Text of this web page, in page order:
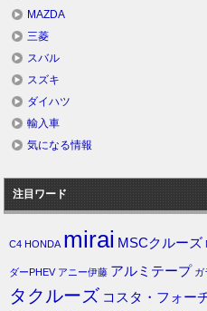
MAZDA
三菱
スバル
スズキ
ダイハツ
輸入車
気になる情報
注目ワード
C4 HONDA mirai MSCクルーズ
ダーPHEV アニー伊藤 アルミテープ ガ
タクルーズ コスタ・フォー